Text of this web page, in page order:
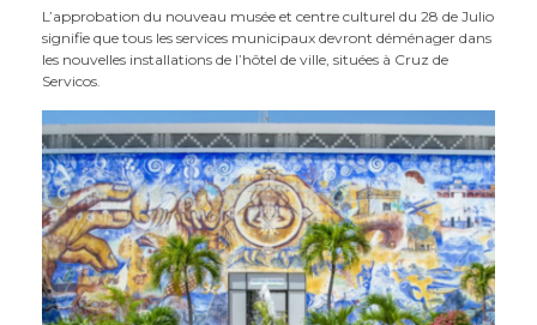
L’approbation du nouveau musée et centre culturel du 28 de Julio
signifie que tous les services municipaux devront déménager dans
les nouvelles installations de l’hôtel de ville, situées à Cruz de
Servicos.